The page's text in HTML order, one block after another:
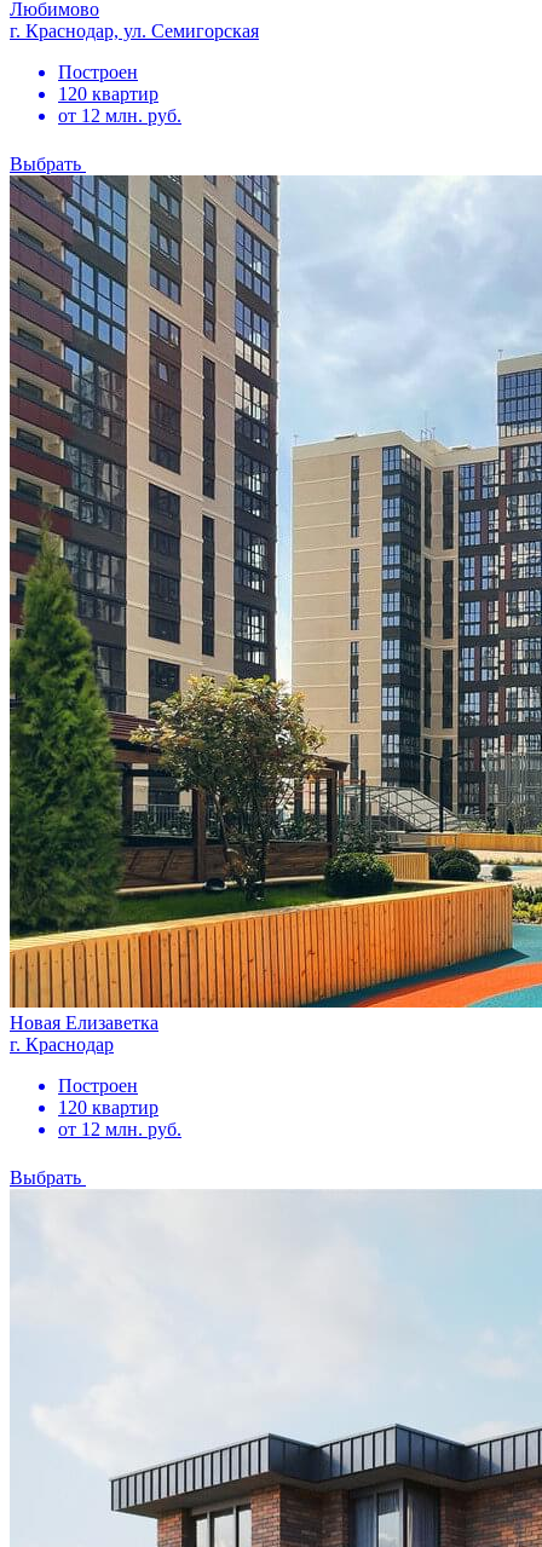
Любимово
г. Краснодар, ул. Семигорская
Построен
120 квартир
от 12 млн. руб.
Выбрать
Новая Елизаветка
г. Краснодар
Построен
120 квартир
от 12 млн. руб.
Выбрать